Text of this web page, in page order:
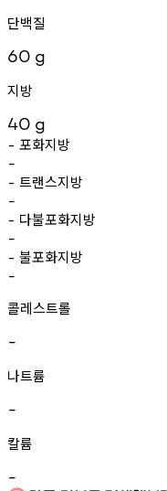
단백질
60 g
지방
40 g
- 포화지방
-
- 트랜스지방
-
- 다불포화지방
-
- 불포화지방
-
콜레스트롤
-
나트륨
-
칼륨
-